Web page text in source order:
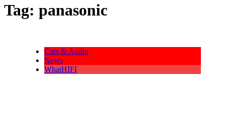
Tag: panasonic
Cars & Audio
News
WhatHIFI